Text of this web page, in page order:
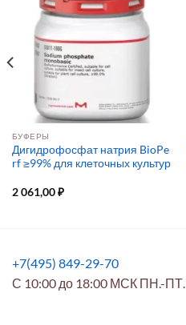
БУФЕРЫ
Дигидрофосфат натрия BioPe
rf ≥99% для клеточных культур
2 061,00₽
+7(495) 849-29-70
С 10:00 до 18:00 МСК ПН.-ПТ.